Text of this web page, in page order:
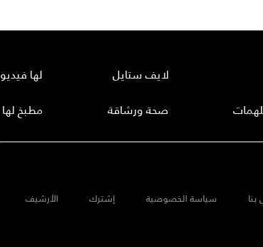
لايف ستايل
صحة ورشاقة
لها فيديو
مطبخ لها
سياسة الخصوصية إشترك الأرشيف